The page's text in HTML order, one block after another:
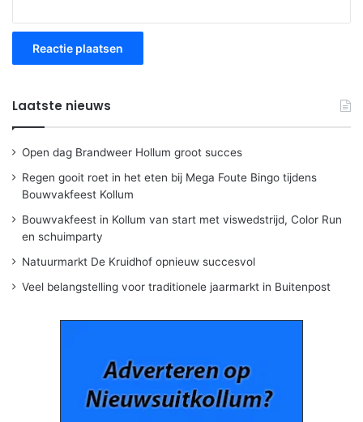
Laatste nieuws
Open dag Brandweer Hollum groot succes
Regen gooit roet in het eten bij Mega Foute Bingo tijdens
Bouwvakfeest Kollum
Bouwvakfeest in Kollum van start met viswedstrijd, Color Run
en schuimparty
Natuurmarkt De Kruidhof opnieuw succesvol
Veel belangstelling voor traditionele jaarmarkt in Buitenpost